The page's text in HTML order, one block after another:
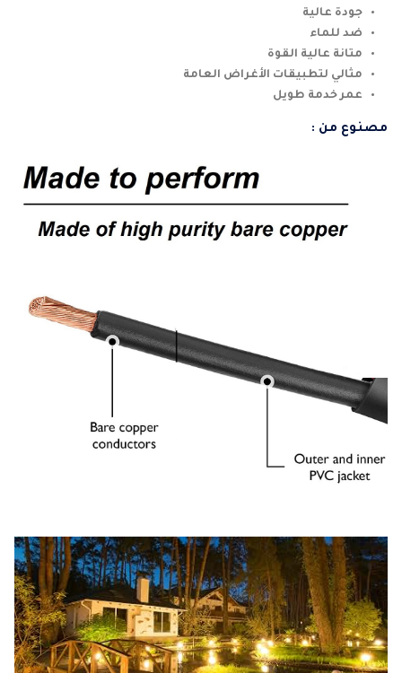
جودة عالية
ضد للماء
متانة عالية القوة
مثالي لتطبيقات الأغراض العامة
عمر خدمة طويل
مصنوع من :